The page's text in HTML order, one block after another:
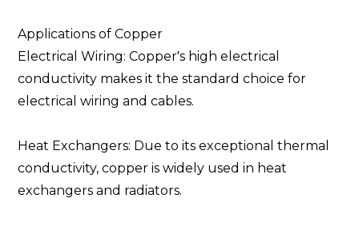
Applications of Copper
Electrical Wiring: Copper's high electrical
conductivity makes it the standard choice for
electrical wiring and cables.
Heat Exchangers: Due to its exceptional thermal
conductivity, copper is widely used in heat
exchangers and radiators.